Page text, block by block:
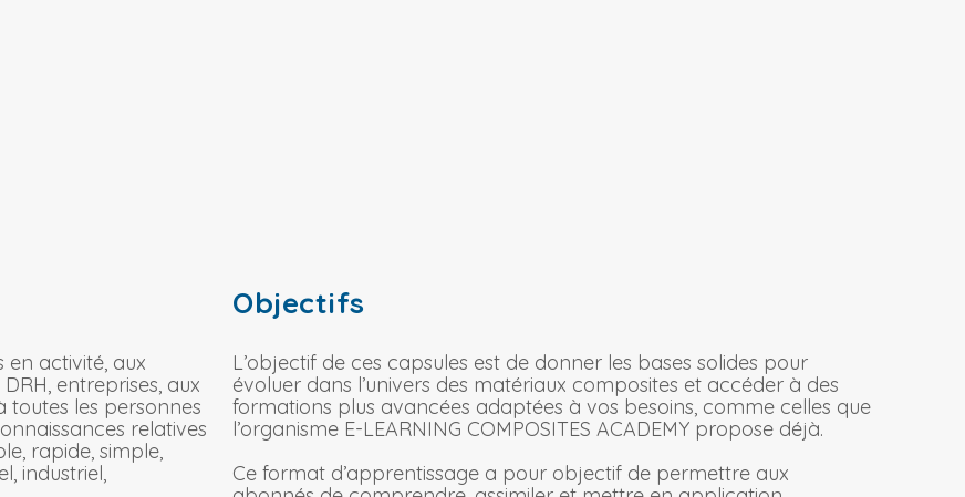
en activité, aux
entreprises, aux
les personnes
relatives
rapide, simple,
industriel,
Objectifs
L’objectif de ces capsules est de donner les bases solides pour
évoluer dans l’univers des matériaux composites et accéder à des
formations plus avancées adaptées à vos besoins, comme celles que
l’organisme E-LEARNING COMPOSITES ACADEMY propose déjà.
Ce format d’apprentissage a pour objectif de permettre aux